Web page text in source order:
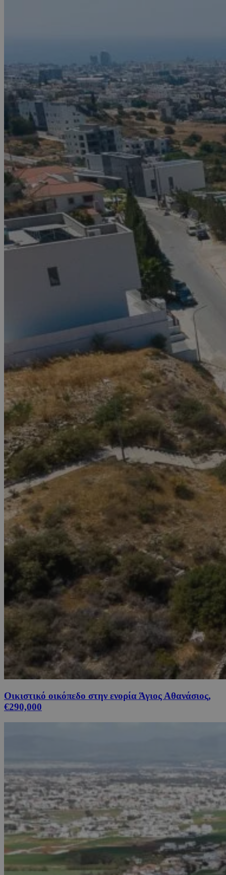
Οικιστικό οικόπεδο στην ενορία Άγιος Αθανάσιος,
€290,000